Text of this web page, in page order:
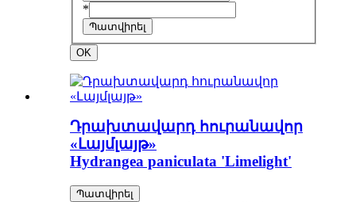
*
Պատվիրել
OK
Դրախտավարդ հուրանավոր
«Լայմլայթ»
Hydrangea paniculata 'Limelight'
Պատվիրել